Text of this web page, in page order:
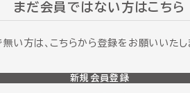
まだ会員ではない方はこちら
い方は、こちらから登録をお願いいたし
新規会員登録